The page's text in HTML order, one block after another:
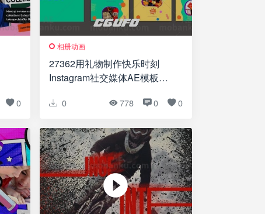
0
相册动画
27362用礼物制作快乐时刻
Instagram社交媒体AE模板
Gifts Instagram Social Media
0 778 0 0